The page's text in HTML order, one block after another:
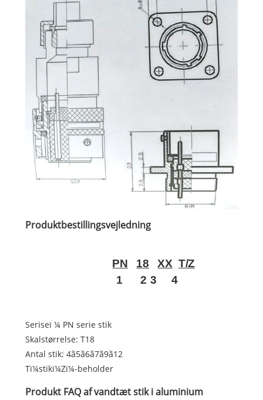
Produktbestillingsvejledning
PN 18 XX T/Z
1
2 3 4
Seriseï ¼ PN serie stik
Skalstørrelse: T18
Antal stik: 4ã5ã6ã7ã9ã12
Tï¼stikï¼Zï¼-beholder
Produkt FAQ af vandtæt stik i aluminium